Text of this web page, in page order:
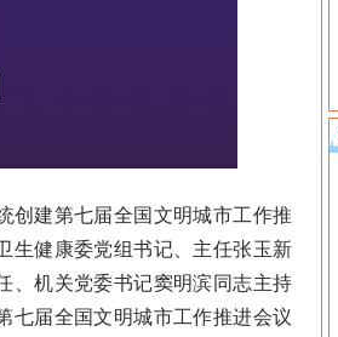
建第七届全国文明城市工作推
生健康委党组书记、主任张玉新
、机关党委书记窦明滨同志主持
七届全国文明城市工作推进会议